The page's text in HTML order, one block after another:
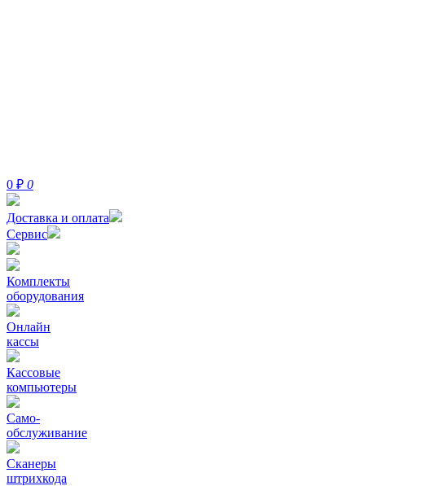
0 ₽ 0
Доставка и оплата
Сервис
Комплекты
оборудования
Онлайн
кассы
Кассовые
компьютеры
Само-
обслуживание
Сканеры
штрихкода